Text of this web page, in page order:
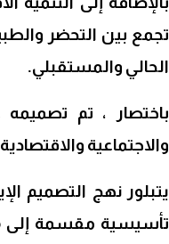
تجمع بين التحضر
الحالي والمستقبلي.
باختصار ، تم تصميمه
والاجتماعية